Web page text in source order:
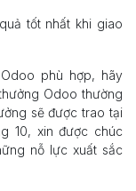
tốt nhất khi giao
phù hợp, hãy
Odoo thường
sẽ được trao tại
10, xin được chúc
nỗ lực xuất sắc